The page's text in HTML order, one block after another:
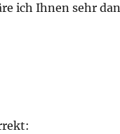
ich Ihnen sehr